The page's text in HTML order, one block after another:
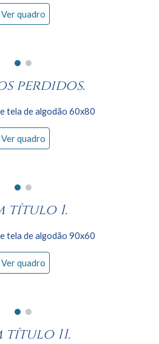
Ver quadro
perdidos.
tela de algodão 60x80
Ver quadro
título 1.
tela de algodão 90x60
Ver quadro
título 11.